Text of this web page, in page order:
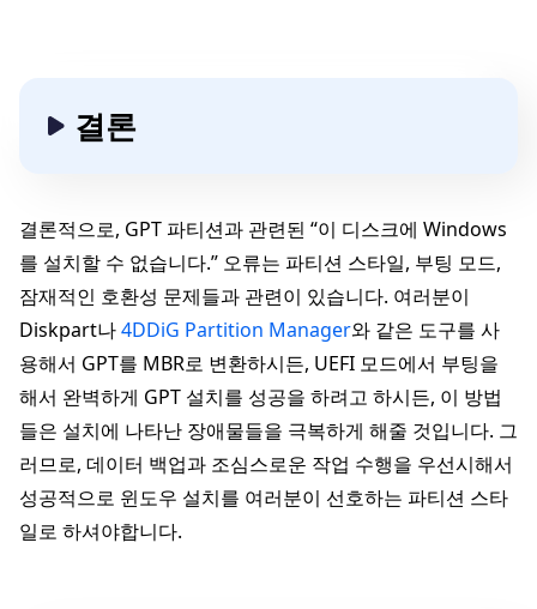
결론
결론적으로, GPT 파티션과 관련된 “이 디스크에 Windows
를 설치할 수 없습니다.” 오류는 파티션 스타일, 부팅 모드,
잠재적인 호환성 문제들과 관련이 있습니다. 여러분이
Diskpart나4DDiG Partition Manager와 같은 도구를 사
용해서 GPT를 MBR로 변환하시든, UEFI 모드에서 부팅을
해서 완벽하게 GPT 설치를 성공을 하려고 하시든, 이 방법
들은 설치에 나타난 장애물들을 극복하게 해줄 것입니다. 그
러므로, 데이터 백업과 조심스로운 작업 수행을 우선시해서
성공적으로 윈도우 설치를 여러분이 선호하는 파티션 스타
일로 하셔야합니다.